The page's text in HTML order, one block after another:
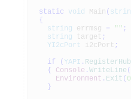
static
void Main (
{
string errmsg = "" ;
string target ;
YI2cPort i2cPort ;
if
( YAPI . RegisterHub
{
Console . WriteLine (
Environment . Exit ( 0
}